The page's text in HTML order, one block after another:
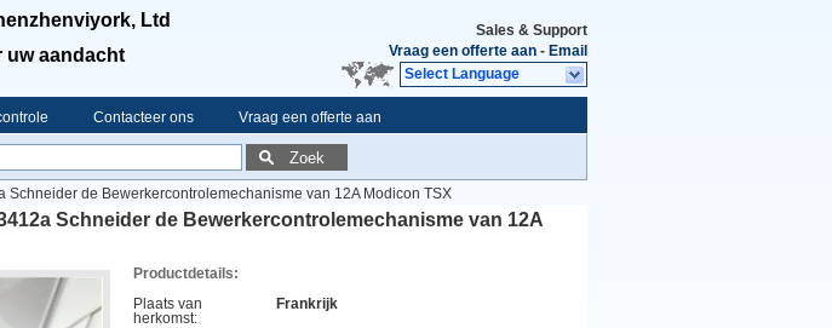
Ltd
uw aandacht
Sales & Support
Vraag een offerte aan - Email
Select Language
Contacteer ons Vraag een offerte aan
Zoek
Schneider de Bewerkercontrolemechanisme van 12A Modicon TSX
Schneider de Bewerkercontrolemechanisme van 12A
Productdetails:
Plaats van
herkomst:
Frankrijk